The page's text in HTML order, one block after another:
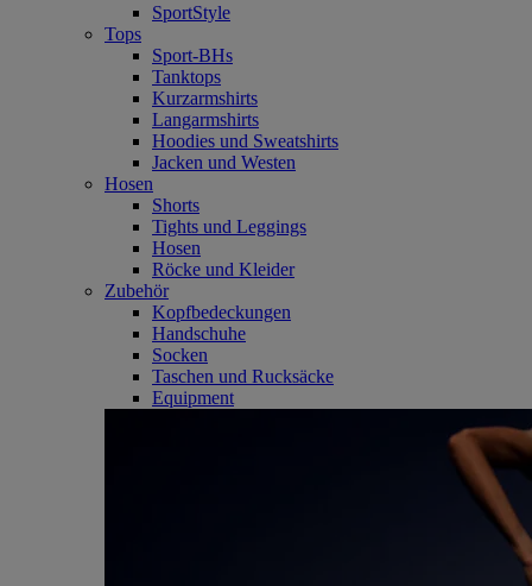
SportStyle
Tops
Sport-BHs
Tanktops
Kurzarmshirts
Langarmshirts
Hoodies und Sweatshirts
Jacken und Westen
Hosen
Shorts
Tights und Leggings
Hosen
Röcke und Kleider
Zubehör
Kopfbedeckungen
Handschuhe
Socken
Taschen und Rucksäcke
Equipment